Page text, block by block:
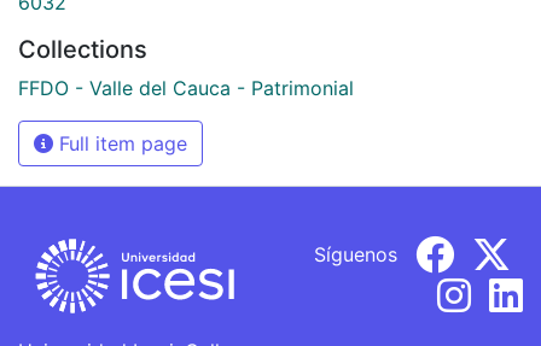
Collections
FFDO - Valle del Cauca - Patrimonial
Full item page
Síguenos